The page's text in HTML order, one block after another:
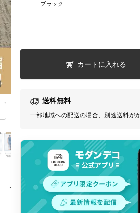
ブラック
カートに入れる
送料無料
一部地域への配送の場合、別途送料が